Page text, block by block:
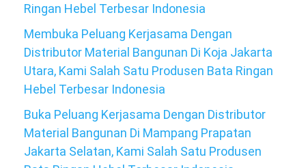
Ringan Hebel Terbesar Indonesia
Membuka Peluang Kerjasama Dengan
Distributor Material Bangunan Di Koja Jakarta
Utara, Kami Salah Satu Produsen Bata Ringan
Hebel Terbesar Indonesia
Buka Peluang Kerjasama Dengan Distributor
Material Bangunan Di Mampang Prapatan
Jakarta Selatan, Kami Salah Satu Produsen